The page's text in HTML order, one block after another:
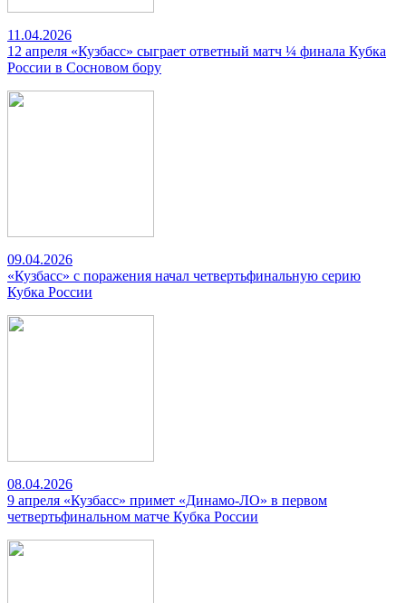
11.04.2026
12 апреля «Кузбасс» сыграет ответный матч ¼ финала Кубка
России в Сосновом бору
09.04.2026
«Кузбасс» с поражения начал четвертьфинальную серию
Кубка России
08.04.2026
9 апреля «Кузбасс» примет «Динамо-ЛО» в первом
четвертьфинальном матче Кубка России